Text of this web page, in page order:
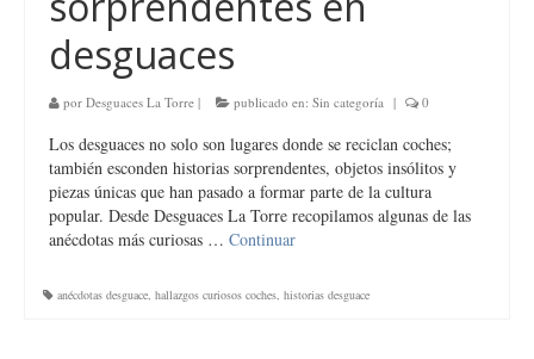
desguaces
por Desguaces La Torre | publicado en: Sin categoría | 0
Los desguaces no solo son lugares donde se reciclan coches;
también esconden historias sorprendentes, objetos insólitos y
piezas únicas que han pasado a formar parte de la cultura
popular. Desde Desguaces La Torre recopilamos algunas de las
anécdotas más curiosas … Continuar
anécdotas desguace, hallazgos curiosos coches, historias desguace